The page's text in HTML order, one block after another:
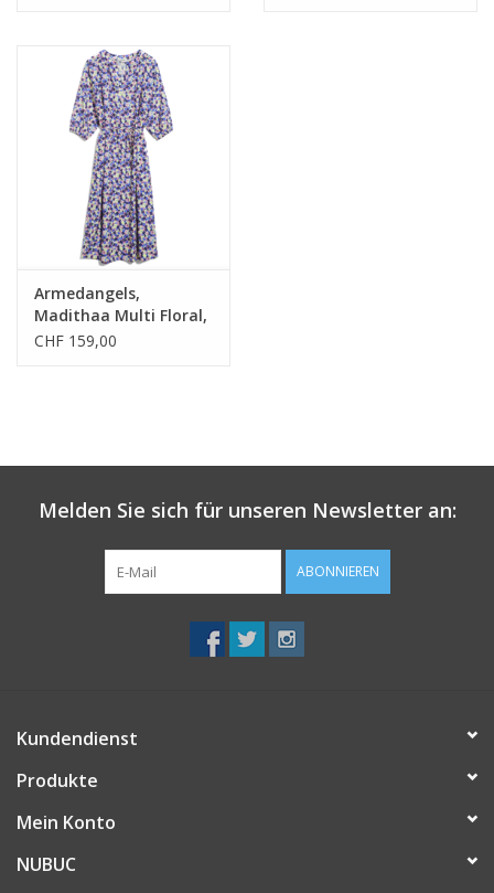
Armedangels,
Madithaa Multi Floral,
light lime, XS
CHF 159,00
Melden Sie sich für unseren Newsletter an:
ABONNIEREN
Kundendienst
Produkte
Mein Konto
NUBUC